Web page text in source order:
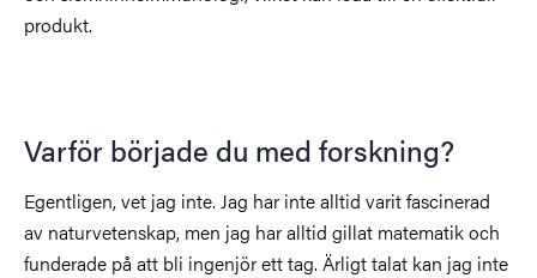
produkt.
Varför började du med forskning?
Egentligen, vet jag inte. Jag har inte alltid varit fascinerad
av naturvetenskap, men jag har alltid gillat matematik och
funderade på att bli ingenjör ett tag. Ärligt talat kan jag inte